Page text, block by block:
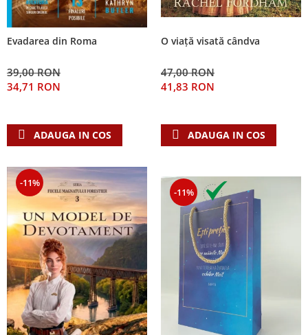
Evadarea din Roma
39,00 RON
34,71 RON
ADAUGA IN COS
O viață visată cândva
47,00 RON
41,83 RON
ADAUGA IN COS
-11%
-11%